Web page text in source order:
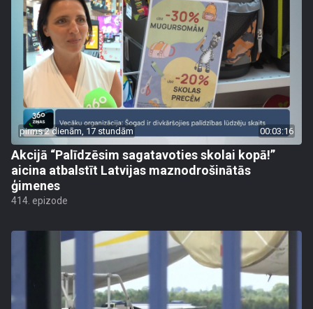
pirms 2 dienām, 17 stundām 00:03:16
Akcijā “Palīdzēsim sagatavoties skolai kopā!”
aicina atbalstīt Latvijas maznodrošinātās
ģimenes
414. epizode